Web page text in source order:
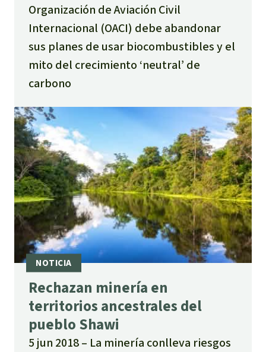
Organización de Aviación Civil
Internacional (OACI) debe abandonar
sus planes de usar biocombustibles y el
mito del crecimiento ‘neutral’ de
carbono
Rechazan minería en
territorios ancestrales del
pueblo Shawi
5 jun 2018
La minería conlleva riesgos